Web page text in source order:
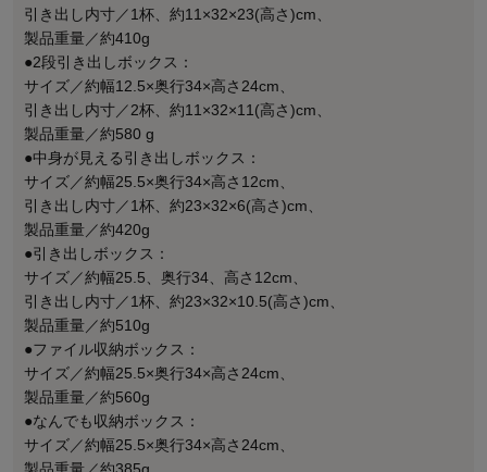
引き出し内寸／1杯、約11×32×23(高さ)cm、
製品重量／約410g
●2段引き出しボックス：
サイズ／約幅12.5×奥行34×高さ24cm、
引き出し内寸／2杯、約11×32×11(高さ)cm、
製品重量／約580 g
●中身が見える引き出しボックス：
サイズ／約幅25.5×奥行34×高さ12cm、
引き出し内寸／1杯、約23×32×6(高さ)cm、
製品重量／約420g
●引き出しボックス：
サイズ／約幅25.5、奥行34、高さ12cm、
引き出し内寸／1杯、約23×32×10.5(高さ)cm、
製品重量／約510g
●ファイル収納ボックス：
サイズ／約幅25.5×奥行34×高さ24cm、
製品重量／約560g
●なんでも収納ボックス：
サイズ／約幅25.5×奥行34×高さ24cm、
製品重量／約385g